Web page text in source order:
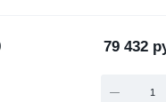
79 432